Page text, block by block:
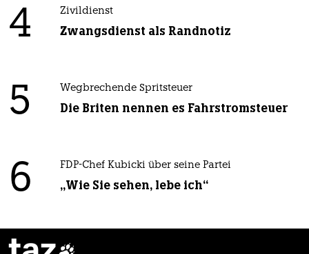
4 Zivildienst
Zwangsdienst als Randnotiz
5 Wegbrechende Spritsteuer
Die Briten nennen es Fahrstromsteuer
6 FDP-Chef Kubicki über seine Partei
„Wie Sie sehen, lebe ich“